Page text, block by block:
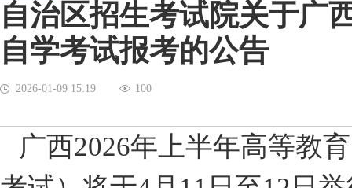
自治区招生考试院关于广
自学考试报考的公告
2026-01-09 15:19 100
广西2026年上半年高等教